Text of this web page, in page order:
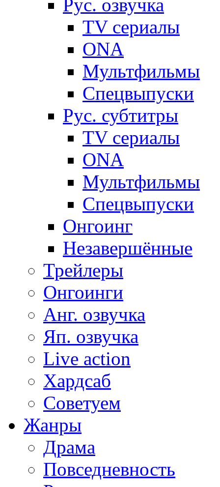
Рус. озвучка
TV сериалы
ONA
Мультфильмы
Спецвыпуски
Рус. субтитры
TV сериалы
ONA
Мультфильмы
Спецвыпуски
Онгоинг
Незавершённые
Трейлеры
Онгоинги
Анг. озвучка
Яп. озвучка
Live action
Хардсаб
Советуем
Жанры
Драма
Повседневность